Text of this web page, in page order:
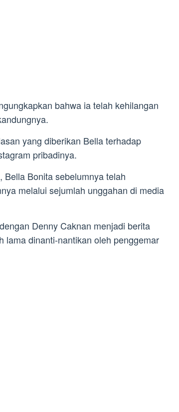
bahwa ia telah kehilangan
yang diberikan Bella terhadap
pribadinya.
Bonita sebelumnya telah
melalui sejumlah unggahan di media
Denny Caknan menjadi berita
lama dinanti-nantikan oleh penggemar